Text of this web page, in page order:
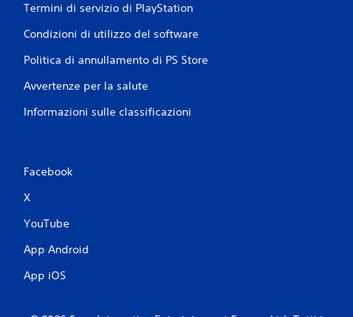
Termini di servizio di PlayStation
Condizioni di utilizzo del software
Politica di annullamento di PS Store
Avvertenze per la salute
Informazioni sulle classificazioni
Facebook
X
YouTube
App Android
App iOS